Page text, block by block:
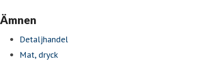
Ämnen
Detaljhandel
Mat, dryck